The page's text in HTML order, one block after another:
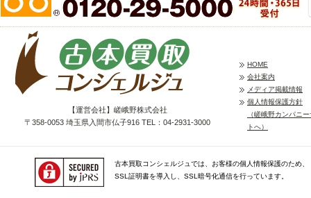
【運営会社】嵯峨野株式会社
〒358-0053 埼玉県入間市仏子916 TEL：04-2931-3000
HOME
会社案内
メディア掲載情報
個人情報保護方針
（嵯峨野カンパニ
トへ）
古本買取コンシェルジュでは、お客様の個人情報保護のため、
SSL証明書を導入し、SSL暗号化通信を行っています。